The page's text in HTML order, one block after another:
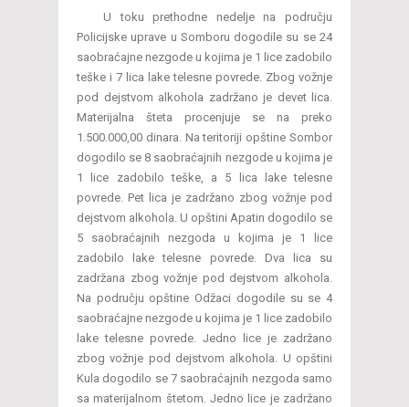
U toku prethodne nedelje na području
Policijske uprave u Somboru dogodile su se 24
saobraćajne nezgode u kojima je 1 lice zadobilo
teške i 7 lica lake telesne povrede. Zbog vožnje
pod dejstvom alkohola zadržano je devet lica.
Materijalna šteta procenjuje se na preko
1.500.000,00 dinara. Na teritoriji opštine Sombor
dogodilo se 8 saobraćajnih nezgode u kojima je
1 lice zadobilo teške, a 5 lica lake telesne
povrede. Pet lica je zadržano zbog vožnje pod
dejstvom alkohola. U opštini Apatin dogodilo se
5 saobraćajnih nezgoda u kojima je 1 lice
zadobilo lake telesne povrede. Dva lica su
zadržana zbog vožnje pod dejstvom alkohola.
Na području opštine Odžaci dogodile su se 4
saobraćajne nezgode u kojima je 1 lice zadobilo
lake telesne povrede. Jedno lice je zadržano
zbog vožnje pod dejstvom alkohola. U opštini
Kula dogodilo se 7 saobraćajnih nezgoda samo
sa materijalnom štetom. Jedno lice je zadržano